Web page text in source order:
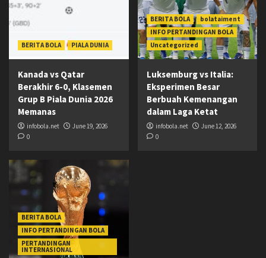
BERITA BOLA PIALA DUNIA
Kanada vs Qatar
Berakhir 6-0, Klasemen
Grup B Piala Dunia 2026
Memanas
infobola.net
June 19, 2026
0
BERITA BOLA
bolataiment
INFO PERTANDINGAN BOLA
Uncategorized
Luksemburg vs Italia:
Eksperimen Besar
Berbuah Kemenangan
dalam Laga Ketat
infobola.net
June 12, 2026
0
BERITA BOLA
INFO PERTANDINGAN BOLA
PERTANDINGAN
INTERNASIONAL